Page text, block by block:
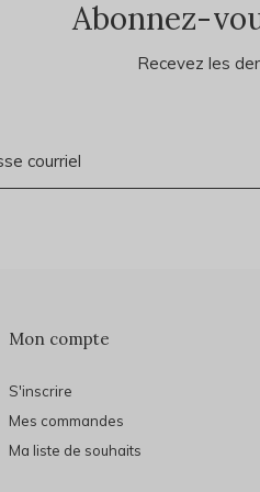
Abonnez-
Recevez les
Mon compte
S'inscrire
Mes commandes
Ma liste de souhaits